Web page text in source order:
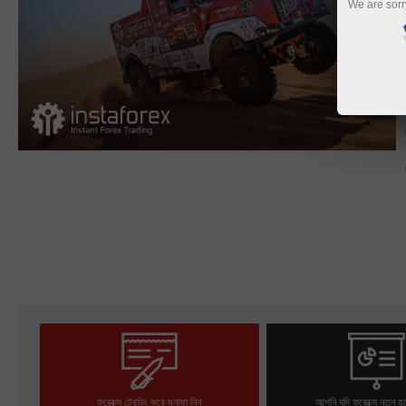
ফরেক্সে ট্রেডিং করে মুনাফা নিন আপনি যদি ফরেক্সে নতুন
We are